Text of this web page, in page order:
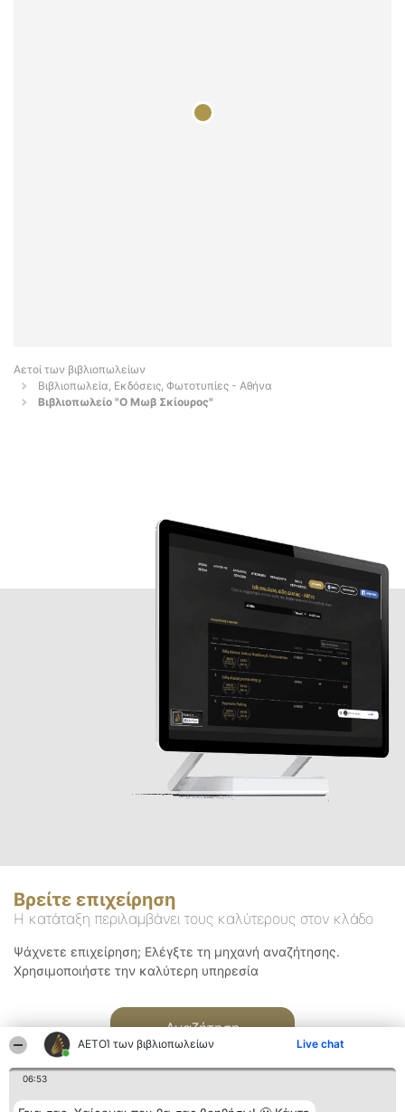
ΑΕΤΟΊ των βιβλιοπωλείων Live chat
06:53
Αετοί των βιβλιοπωλείων
Βιβλιοπωλεία, Εκδόσεις, Φωτοτυπίες - Αθήνα
Βιβλιοπωλείο "Ο Μωβ Σκίουρος"
Βρείτε επιχείρηση
Η κατάταξη περιλαμβάνει τους καλύτερους στον κλάδο
Ψάχνετε επιχείρηση; Ελέγξτε τη μηχανή αναζήτησης.
Χρησιμοποιήστε την καλύτερη υπηρεσία
Αναζήτηση